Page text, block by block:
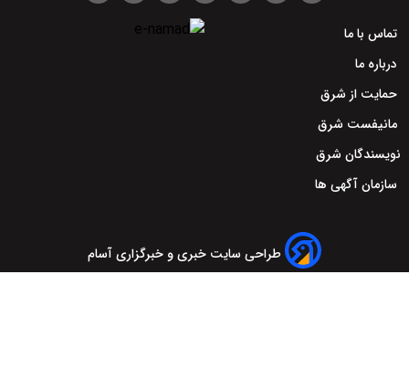
تماس با ما
درباره ما
حمایت از شرق
مانیفست شرق
نویسندگان شرق
سازمان آگهی ها
طراحی سایت خبری و خبرگزاری آسام